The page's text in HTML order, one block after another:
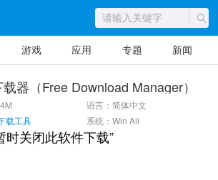
游戏 应用 专题 新闻
器（Free Download Manager）
语言：简体中文
载工具 系统：Win All
时关闭此软件下载”